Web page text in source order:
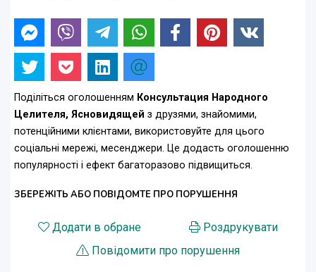
Поділіться оголошенням Консультация Народного
Целителя, Ясновидящей з друзями, знайомими,
потенційними клієнтами, використовуйте для цього
соціальні мережі, месенджери. Це додасть оголошенню
популярності і ефект багаторазово підвищиться.
ЗБЕРЕЖІТЬ АБО ПОВІДОМТЕ ПРО ПОРУШЕННЯ
Додати в обране
Роздрукувати
Повідомити про порушення